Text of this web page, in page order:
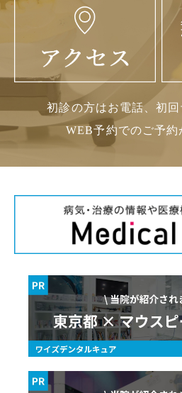
初診の方はお電話、初回
WEB予約でのご予約